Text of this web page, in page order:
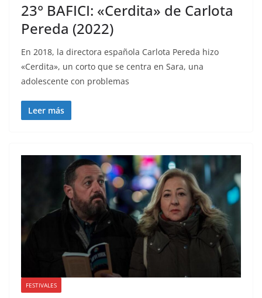
23° BAFICI: «Cerdita» de Carlota
Pereda (2022)
En 2018, la directora española Carlota Pereda hizo
«Cerdita», un corto que se centra en Sara, una
adolescente con problemas
Leer más
FESTIVALES